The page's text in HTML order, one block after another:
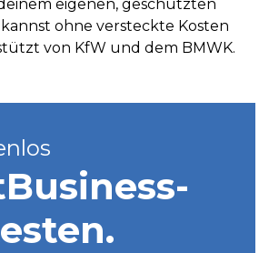
eigenen, geschützten
ohne versteckte Kosten
von KfW und dem BMWK.